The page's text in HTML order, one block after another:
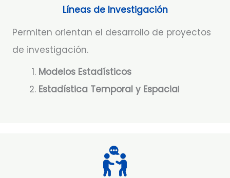
Líneas de Investigación
Permiten orientan el desarrollo de proyectos
de investigación.
Modelos Estadísticos
Estadística Temporal y Espacial